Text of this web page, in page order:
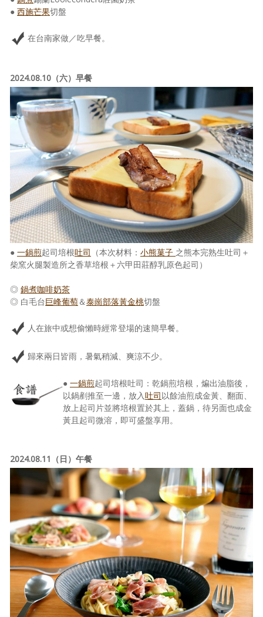
● 西施芒果切盤
在台南家做／吃早餐。
2024.08.10（六）早餐
● 一鍋煎起司培根吐司 （本次材料： 小熊菓子 之熊本完熟生吐司＋
柴窯火腿製造所之香草培根＋六甲田莊醇乳原色起司）
◎ 鍋煮咖啡奶茶
◎ 白毛台巨峰葡萄＆泰崗部落黃金桃切盤
人在旅中或想偷懶時經常登場的速簡早餐。
歸來兩日皆雨，暑氣稍減、爽涼不少。
● 一鍋煎起司培根吐司：乾鍋煎培根，煸出油脂後，
以鍋剷推至一邊，放入吐司以餘油煎成金黃、翻面、
放上起司片並將培根置於其上，蓋鍋，待另面也成金
黃且起司微溶，即可盛盤享用。
2024.08.11（日）午餐